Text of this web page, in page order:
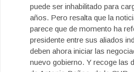
puede ser inhabilitado para
años. Pero resalta que la
parece que de momento ha
presidente entre sus aliados
deben ahora iniciar las
nuevo gobierno. Y recoge las